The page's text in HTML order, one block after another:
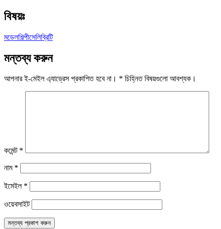
বিষয়ঃ
মডেলশিল্পীসেলিব্রিটি
মন্তব্য করুন
আপনার ই-মেইল এ্যাড্রেস প্রকাশিত হবে না। * চিহ্নিত বিষয়গুলো আবশ্যক।
কমেন্ট *
নাম *
ইমেইল *
ওয়েবসাইট